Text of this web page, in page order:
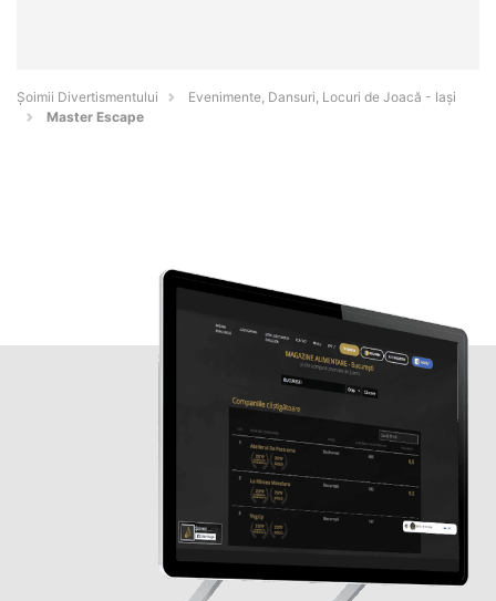
Şoimii Divertismentului
Evenimente, Dansuri, Locuri de Joacă - Iaşi
Master Escape